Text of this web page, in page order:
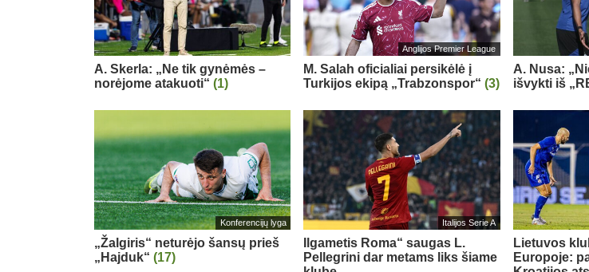
A. Skerla: „Ne tik gynėmės –
norėjome atakuoti“ (1)
Anglijos Premier League
M. Salah oficialiai persikėlė į
Turkijos ekipą „Trabzonspor“(3)
A. Nusa:
išvykti iš
Konferencijų lyga
„Žalgiris“ neturėjo šansų prieš
„Hajduk“ (17)
Italijos Serie A
Ilgametis Roma“ saugas L.
Pellegrini dar metams liks šiame
Lietuvos
Europoje: